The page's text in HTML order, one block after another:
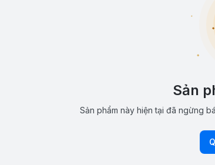
Sản
Sản phẩm này hiện tại đã ngừng